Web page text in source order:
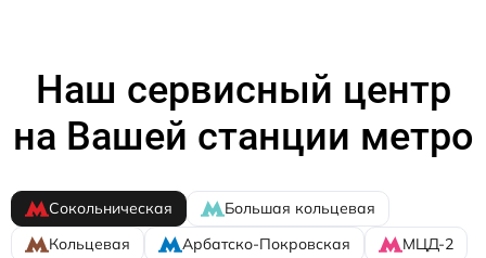
Наш сервисный центр
на Вашей станции метро
Сокольническая
Большая кольцевая
Кольцевая
Арбатско-Покровская
МЦД-2